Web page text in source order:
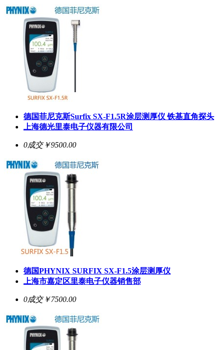
德国菲尼克斯Surfix SX-F1.5R涂层测厚仪 铁基直角探头
上海德光里泰电子仪器有限公司
0成交￥9500.00
德国PHYNIX SURFIX SX-F1.5涂层测厚仪
上海市嘉定区里泰电子仪器销售部
0成交￥7500.00